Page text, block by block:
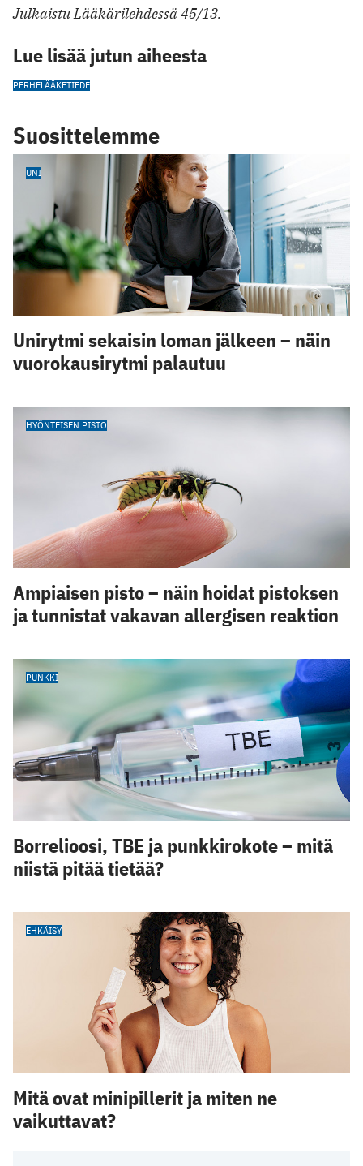
Julkaistu Lääkärilehdessä 45/13.
Lue lisää jutun aiheesta
PERHELÄÄKETIEDE
Suosittelemme
UNI
Unirytmi sekaisin loman jälkeen – näin
vuorokausirytmi palautuu
HYÖNTEISEN PISTO
Ampiaisen pisto – näin hoidat pistoksen
ja tunnistat vakavan allergisen reaktion
PUNKKI
Borrelioosi, TBE ja punkkirokote – mitä
niistä pitää tietää?
EHKÄISY
Mitä ovat minipillerit ja miten ne
vaikuttavat?